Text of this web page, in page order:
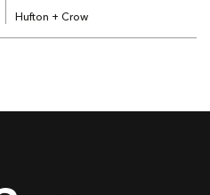
Hufton + Crow